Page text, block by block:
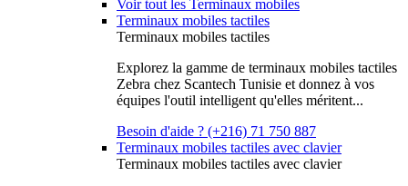
Voir tout les Terminaux mobiles
Terminaux mobiles tactiles
Terminaux mobiles tactiles
Explorez la gamme de terminaux mobiles tactiles
Zebra chez Scantech Tunisie et donnez à vos
équipes l'outil intelligent qu'elles méritent...
Besoin d'aide ? (+216) 71 750 887
Terminaux mobiles tactiles avec clavier
Terminaux mobiles tactiles avec clavier